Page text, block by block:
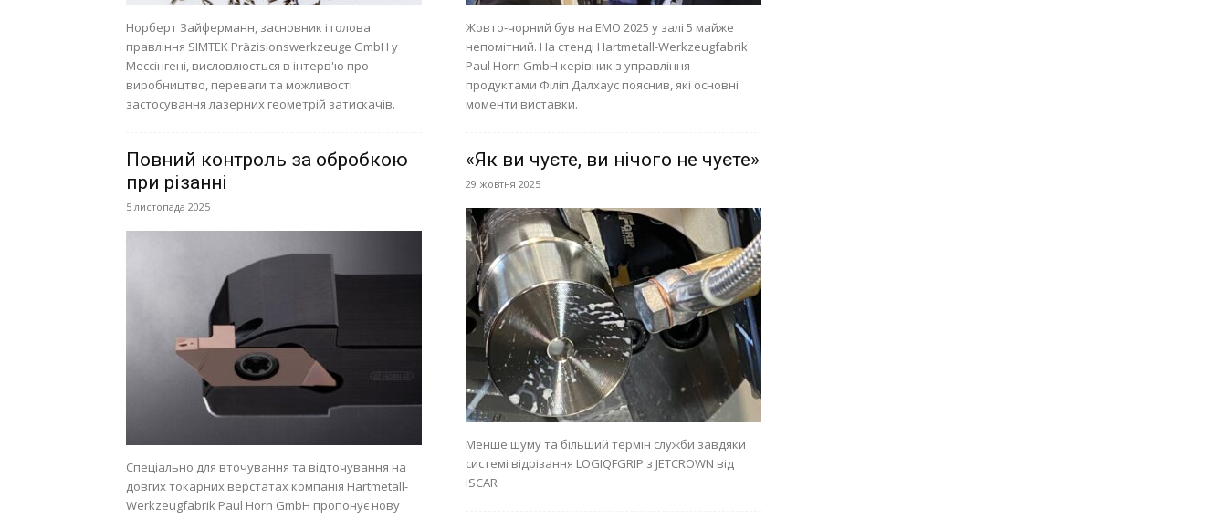
Норберт Зайферманн, засновник і голова
правління SIMTEK Präzisionswerkzeuge GmbH у
Мессінгені, висловлюється в інтерв'ю про
виробництво, переваги та можливості
застосування лазерних геометрій затискачів.
Жовто-чорний був на EMO 2025 у залі 5 майже
непомітний. На стенді Hartmetall-Werkzeugfabrik
Paul Horn GmbH керівник з управління
продуктами Філіп Далхаус пояснив, які основні
моменти виставки.
Повний контроль за обробкою
при різанні
5 листопада 2025
Спеціально для вточування та відточування на
довгих токарних верстатах компанія Hartmetall-
Werkzeugfabrik Paul Horn GmbH пропонує нову
«Як ви чуєте, ви нічого не чуєте»
29 жовтня 2025
Менше шуму та більший термін служби завдяки
системі відрізання LOGIQFGRIP з JETCROWN від
ISCAR